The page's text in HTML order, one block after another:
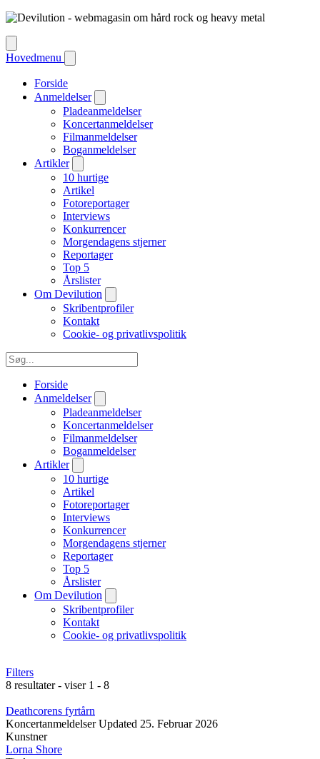
Hovedmenu
Forside
Anmeldelser
Pladeanmeldelser
Koncertanmeldelser
Filmanmeldelser
Boganmeldelser
Artikler
10 hurtige
Artikel
Fotoreportager
Interviews
Konkurrencer
Morgendagens stjerner
Reportager
Top 5
Årslister
Om Devilution
Skribentprofiler
Kontakt
Cookie- og privatlivspolitik
Forside
Anmeldelser
Pladeanmeldelser
Koncertanmeldelser
Filmanmeldelser
Boganmeldelser
Artikler
10 hurtige
Artikel
Fotoreportager
Interviews
Konkurrencer
Morgendagens stjerner
Reportager
Top 5
Årslister
Om Devilution
Skribentprofiler
Kontakt
Cookie- og privatlivspolitik
Filters
8 resultater - viser 1 - 8
Deathcorens fyrtårn
Koncertanmeldelser Updated 25. Februar 2026
Kunstner
Lorna Shore